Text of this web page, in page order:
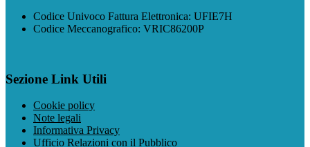
Codice Univoco Fattura Elettronica: UFIE7H
Codice Meccanografico: VRIC86200P
Sezione Link Utili
Cookie policy
Note legali
Informativa Privacy
Ufficio Relazioni con il Pubblico